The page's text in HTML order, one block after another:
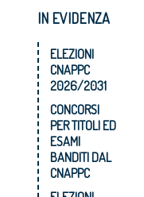
IN EVIDENZA
ELEZIONI
CNAPPC
2026/2031
CONCORSI
PER TITOLI ED
ESAMI
BANDITI DAL
CNAPPC